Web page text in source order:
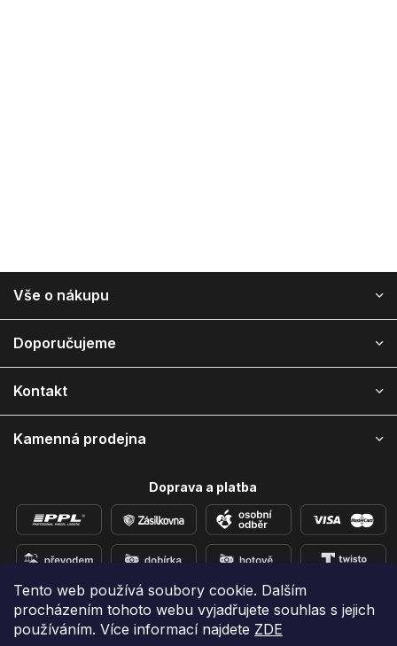
Tento web používá soubory cookie. Dalším
procházením tohoto webu vyjadřujete souhlas s jejich
používáním. Více informací najdete ZDE
p
Vše o nákupu
Doporučujeme
Kontakt
Kamenná prodejna
Doprava a platba
Přidejte se k nám na sítích